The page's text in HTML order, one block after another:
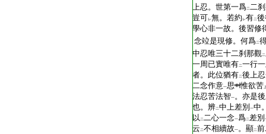
上忍。世第一爲二二
豈可レ無。若約 レ有二
學心非一故。後習修
念竝是現修。何爲二
中忍唯三十二刹那觀二
一周已實唯有二一行
者。此位猶有二後上
二念作意一思 惟欲苦
法忍苦法智一。亦是
也。辨二中上差別 一中
以 二二心一念一爲二差別
云 二不相續故一。顯二